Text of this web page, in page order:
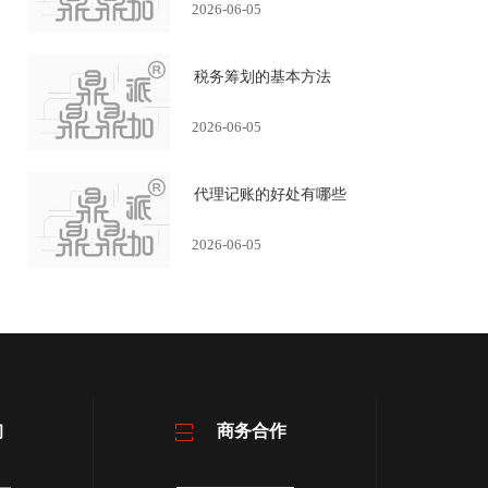
2026-06-05
税务筹划的基本方法
2026-06-05
代理记账的好处有哪些
2026-06-05
商务合作